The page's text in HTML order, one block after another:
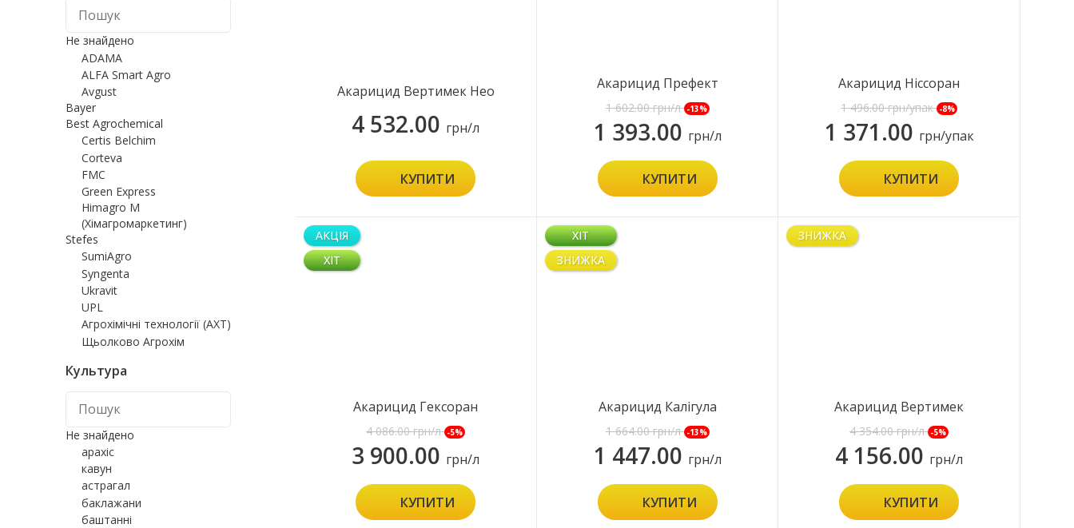
Не знайдено
ADAMA
ALFA Smart Agro
Avgust
Bayer
Best Agrochemical
Certis Belchim
Corteva
FMC
Green Express
Himagro M
(Хімагромаркетинг)
Stefes
SumiAgro
Syngenta
Ukravit
UPL
Агрохімічні технології (АХТ)
Щьолково Агрохім
Культура
Не знайдено
арахіс
кавун
астрагал
баклажани
баштанні
Акарицид Вертимек Нео
4 532.00 грн/л
КУПИТИ
Акарицид Префект
1 602.00грн/л -13%
1 393.00 грн/л
КУПИТИ
Акарицид Ніссоран
1 496.00грн/упак -8%
1 371.00 грн/упак
КУПИТИ
АКЦІЯ
ХІТ
Акарицид Гексоран
4 086.00грн/л -5%
3 900.00 грн/л
КУПИТИ
ХІТ
ЗНИЖКА
Акарицид Калігула
1 664.00грн/л -13%
1 447.00 грн/л
КУПИТИ
ЗНИЖКА
Акарицид Вертимек
4 354.00грн/л -5%
4 156.00 грн/л
КУПИТИ